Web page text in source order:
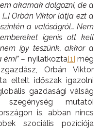
akarnak dolgozni, de a
[…]Orbán Viktor látja ezt a
a valóságról… Nem
igenis ott kell
így teszünk, akkor a
– nyilatkozta[1] még
Orbán Viktor
eltelt időszak igazolni
gazdasági válság
mutatói
is, abban nincs
szociális pozíciója